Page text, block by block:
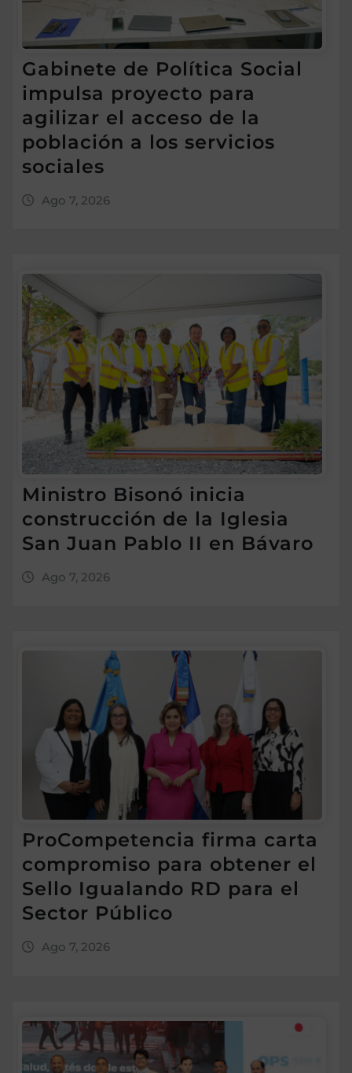
Gabinete de Política Social
impulsa proyecto para
agilizar el acceso de la
población a los servicios
sociales
Ago 7, 2026
Ministro Bisonó inicia
construcción de la Iglesia
San Juan Pablo II en Bávaro
Ago 7, 2026
ProCompetencia firma carta
compromiso para obtener el
Sello Igualando RD para el
Sector Público
Ago 7, 2026